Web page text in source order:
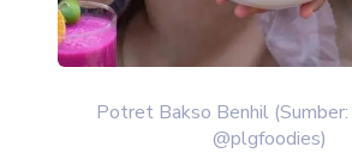
Potret Bakso Benhil
@plgfoodies)